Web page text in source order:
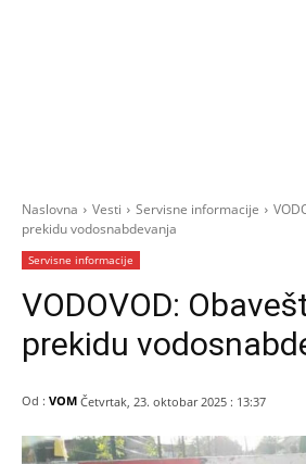
Naslovna Vesti Servisne informacije
prekidu vodosnabdevanja
Servisne informacije
VODOVOD:
prekidu
Od : VOM Četvrtak, 23. oktobar 2025 : 13:37